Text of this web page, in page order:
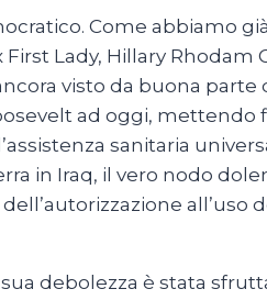
Come abbiamo
Lady, Hillary Rhodam
visto da buona
ad oggi, mettendo
sanitaria
in Iraq, il vero nodo
all’uso
debolezza è stata